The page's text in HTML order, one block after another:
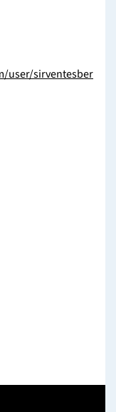
user/sirventesber